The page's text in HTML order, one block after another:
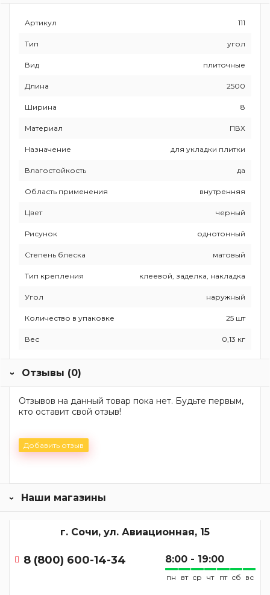
Артикул 111
Тип угол
Вид плиточные
Длина 2500
Ширина 8
Материал ПВХ
Назначение для укладки плитки
Влагостойкость да
Область применения внутренняя
Цвет черный
Рисунок однотонный
Степень блеска матовый
Тип крепления клеевой, заделка, накладка
Угол наружный
Количество в упаковке 25 шт
Вес 0,13 кг
Отзывы (0)
Отзывов на данный товар пока нет. Будьте первым,
кто оставит свой отзыв!
Добавить отзыв
Наши магазины
г. Сочи, ул. Авиационная, 15
8 (800) 600-14-34 8:00 - 19:00
пн вт ср чт пт сб вс